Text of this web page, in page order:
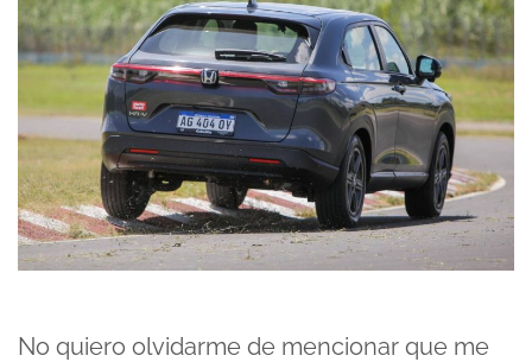
No quiero olvidarme de mencionar que me